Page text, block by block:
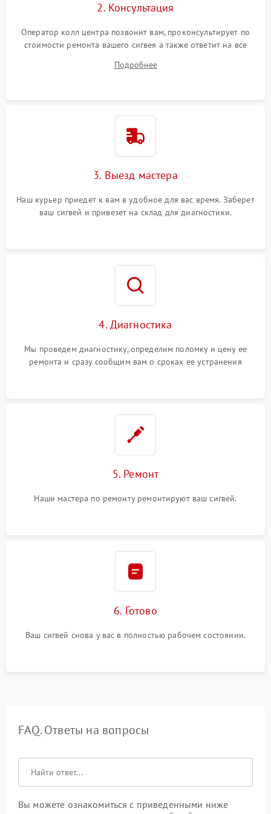
2. Консультация
Оператор колл центра позвонит вам, проконсультирует по
стоимости ремонта вашего сигвея а также ответит на все
Подробнее
3. Выезд мастера
Наш курьер приедет к вам в удобное для вас время. Заберет
ваш сигвей и привезет на склад для диагностики.
4. Диагностика
Мы проведем диагностику, определим поломку и цену ее
ремонта и сразу сообщим вам о сроках ее устранения
5. Ремонт
Наши мастера по ремонту ремонтируют ваш сигвей.
6. Готово
Ваш сигвей снова у вас в полностью рабочем состоянии.
FAQ. Ответы на вопросы
Вы можете ознакомиться с приведенными ниже